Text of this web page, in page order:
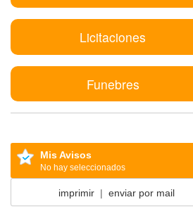
Licitaciones
Funebres
Mis Avisos
No hay seleccionados
imprimir| enviar por mail